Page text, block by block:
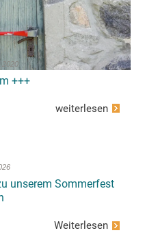
2020
+++
weiterlesen
unserem Sommerfest
Weiterlesen